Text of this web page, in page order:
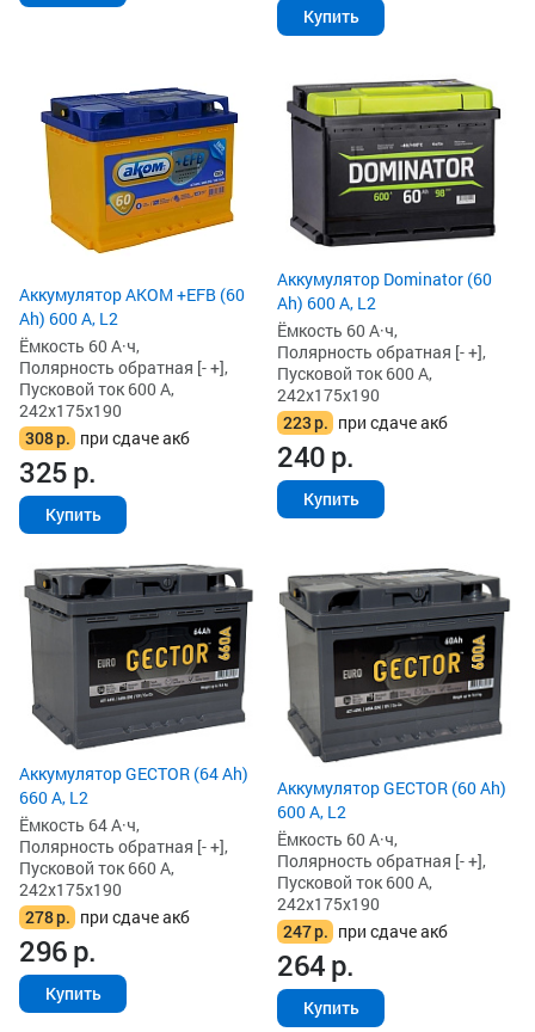
Купить
Аккумулятор AKOM +EFB (60
Ah) 600 А, L2
Ёмкость 60 А·ч,
Полярность обратная [- +],
Пусковой ток 600 А,
242x175x190
308р. при сдаче акб
325р.
Купить
Аккумулятор Dominator (60
Ah) 600 А, L2
Ёмкость 60 А·ч,
Полярность обратная [- +],
Пусковой ток 600 А,
242x175x190
223р. при сдаче акб
240р.
Купить
Аккумулятор GECTOR (64 Ah)
660 А, L2
Ёмкость 64 А·ч,
Полярность обратная [- +],
Пусковой ток 660 А,
242x175x190
278р. при сдаче акб
296р.
Купить
Аккумулятор GECTOR (60 Ah)
600 А, L2
Ёмкость 60 А·ч,
Полярность обратная [- +],
Пусковой ток 600 А,
242x175x190
247р. при сдаче акб
264р.
Купить